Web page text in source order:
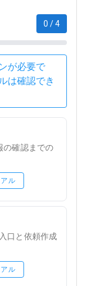
0 / 4
が必要で
は確認でき
の確認までの
ル
口と依頼作成
ル